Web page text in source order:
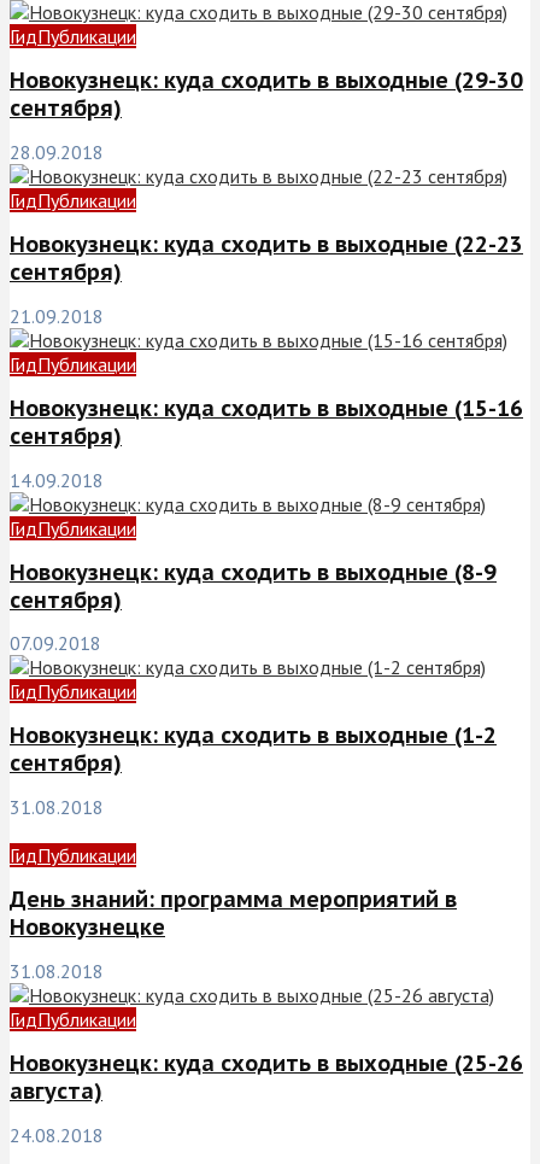
ГидПубликации
Новокузнецк: куда сходить в выходные (29-30
сентября)
28.09.2018
ГидПубликации
Новокузнецк: куда сходить в выходные (22-23
сентября)
21.09.2018
ГидПубликации
Новокузнецк: куда сходить в выходные (15-16
сентября)
14.09.2018
ГидПубликации
Новокузнецк: куда сходить в выходные (8-9
сентября)
07.09.2018
ГидПубликации
Новокузнецк: куда сходить в выходные (1-2
сентября)
31.08.2018
ГидПубликации
День знаний: программа мероприятий в
Новокузнецке
31.08.2018
ГидПубликации
Новокузнецк: куда сходить в выходные (25-26
августа)
24.08.2018